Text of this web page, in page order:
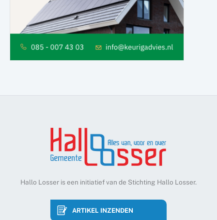
Hallo Losser is een initiatief van de Stichting Hallo Losser.
ARTIKEL INZENDEN